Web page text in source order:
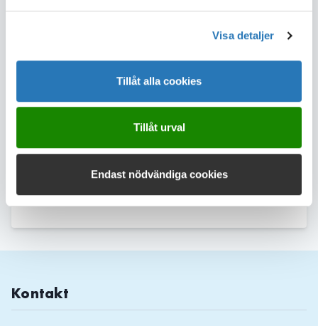
Visa detaljer
Tillåt alla cookies
Tillåt urval
Endast nödvändiga cookies
långsiktigt och kostnadseffektivt trygga vattenförsörjningen. Min
arbeta med viktiga samhällsfrågor som vattenförsörjning och
hållbar utveckling samt att DRICKS fortsätter vara det självklara
Chalmers, Lunds tekniska högskola, Linköpings universitet, SLU
Dela sidan
Kontakt